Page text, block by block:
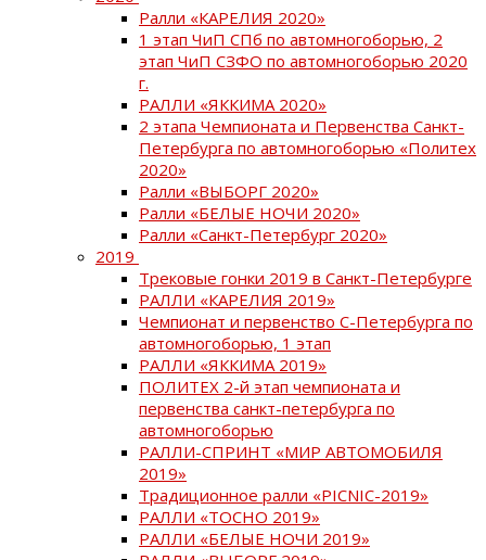
Ралли «КАРЕЛИЯ 2020»
1 этап ЧиП СПб по автомногоборью, 2
этап ЧиП СЗФО по автомногоборью 2020
г.
РАЛЛИ «ЯККИМА 2020»
2 этапа Чемпионата и Первенства Санкт-
Петербурга по автомногоборью «Политех
2020»
Ралли «ВЫБОРГ 2020»
Ралли «БЕЛЫЕ НОЧИ 2020»
Ралли «Санкт-Петербург 2020»
2019
Трековые гонки 2019 в Санкт-Петербурге
РАЛЛИ «КАРЕЛИЯ 2019»
Чемпионат и первенство С-Петербурга по
автомногоборью, 1 этап
РАЛЛИ «ЯККИМА 2019»
ПОЛИТЕХ 2-й этап чемпионата и
первенства санкт-петербурга по
автомногоборью
РАЛЛИ-СПРИНТ «МИР АВТОМОБИЛЯ
2019»
Традиционное ралли «PICNIC-2019»
РАЛЛИ «ТОСНО 2019»
РАЛЛИ «БЕЛЫЕ НОЧИ 2019»